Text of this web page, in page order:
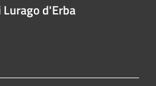
Lurago d'Erba